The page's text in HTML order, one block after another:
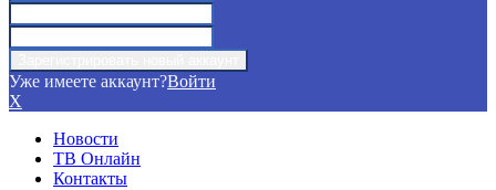
Уже имеете аккаунт?Войти
X
Новости
ТВ Онлайн
Контакты